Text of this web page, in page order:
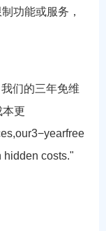
功能或服务，
们的三年免维
本更
,our3−yearfree
hidden costs."